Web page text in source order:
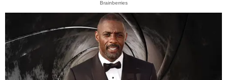
Brainberries